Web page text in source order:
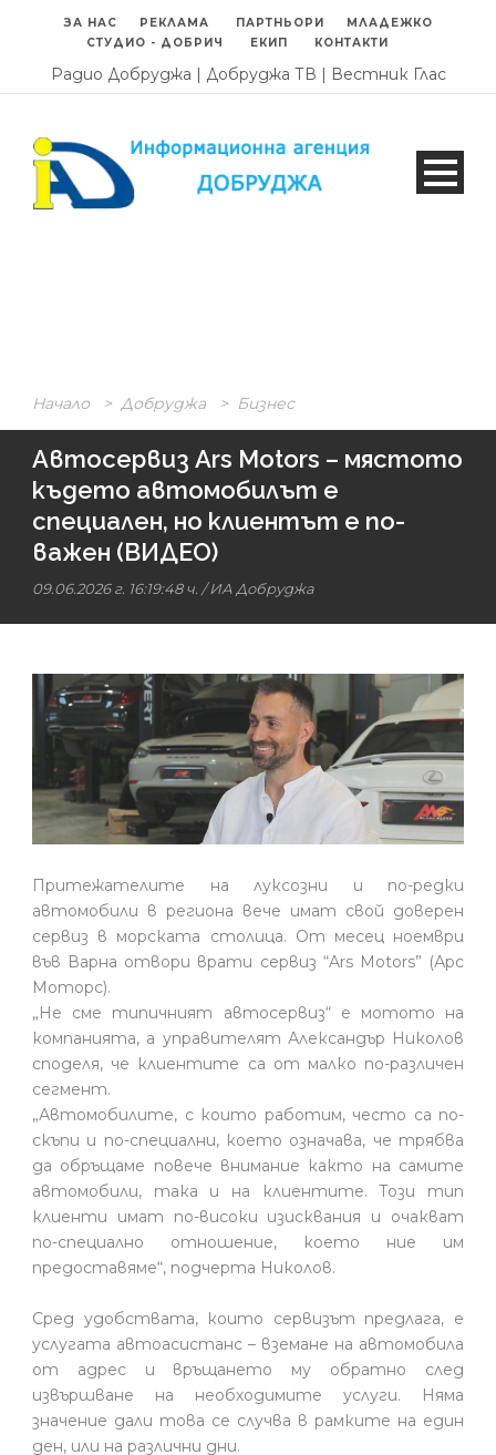
ЗА НАС РЕКЛАМА ПАРТНЬОРИ
МЛАДЕЖКО
СТУДИО - ДОБРИЧ
ЕКИП КОНТАКТИ
Радио Добруджа | Добруджа ТВ | Вестник Глас
Начало > Добруджа > Бизнес
Автосервиз Ars Motors – мястото
където автомобилът е
специален, но клиентът е по-
важен (ВИДЕО)
09.06.2026 г. 16:19:48 ч. /ИА Добруджа
Притежателите на луксозни и по-редки
автомобили в региона вече имат свой доверен
сервиз в морската столица. От месец ноември
във Варна отвори врати сервиз “Ars Motors” (Арс
Моторс).
„Не сме типичният автосервиз“ е мотото на
компанията, а управителят Александър Николов
споделя, че клиентите са от малко по-различен
сегмент.
„Автомобилите, с които работим, често са по-
скъпи и по-специални, което означава, че трябва
да обръщаме повече внимание както на самите
автомобили, така и на клиентите. Този тип
клиенти имат по-високи изисквания и очакват
по-специално отношение, което ние им
предоставяме“, подчерта Николов.
Сред удобствата, които сервизът предлага, е
услугата автоасистанс – вземане на автомобила
от адрес и връщането му обратно след
извършване на необходимите услуги. Няма
значение дали това се случва в рамките на един
ден, или на различни дни.